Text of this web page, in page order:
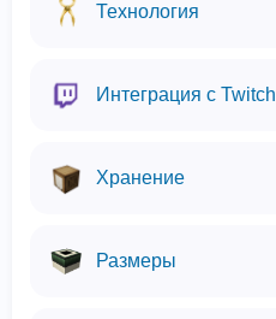
Технология
Интеграция с Twitch
Хранение
Размеры